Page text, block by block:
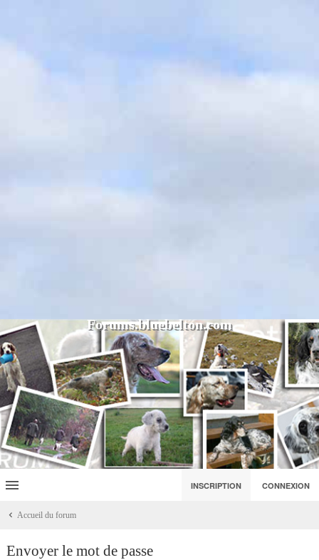
Forums.bluebelton.com
INSCRIPTION CONNEXION
Accueil du forum
Envoyer le mot de passe